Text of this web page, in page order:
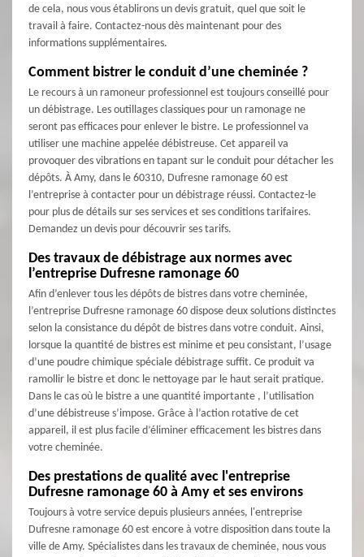
de cela, nous vous établirons un devis gratuit, quel que soit le
travail à faire. Contactez-nous dès maintenant pour des
informations supplémentaires.
Comment bistrer le conduit d’une cheminée ?
Le recours à un ramoneur professionnel est toujours conseillé pour
un débistrage. Les outillages classiques pour un ramonage ne
seront pas efficaces pour enlever le bistre. Le professionnel va
utiliser une machine appelée débistreuse. Cet appareil va
provoquer des vibrations en tapant sur le conduit pour détacher les
dépôts. À Amy, dans le 60310, Dufresne ramonage 60 est
l’entreprise à contacter pour un débistrage réussi. Contactez-le
pour plus de détails sur ses services et ses conditions tarifaires.
Demandez un devis pour découvrir ses tarifs.
Des travaux de débistrage aux normes avec
l’entreprise Dufresne ramonage 60
Afin d’enlever tous les dépôts de bistres dans votre cheminée,
l’entreprise Dufresne ramonage 60 dispose deux solutions distinctes
selon la consistance du dépôt de bistres dans votre conduit. Ainsi,
lorsque la quantité de bistres est minime et peu consistant, l’usage
d’une poudre chimique spéciale débistrage suffit. Ce produit va
ramollir le bistre et donc le nettoyage par le haut serait pratique.
Dans le cas où le bistre a une quantité importante , l’utilisation
d’une débistreuse s’impose. Grâce à l’action rotative de cet
appareil, il est plus facile d’éliminer efficacement les bistres dans
votre cheminée.
Des prestations de qualité avec l'entreprise
Dufresne ramonage 60 à Amy et ses environs
Toujours à votre service depuis plusieurs années, l'entreprise
Dufresne ramonage 60 est encore à votre disposition dans toute la
ville de Amy. Spécialistes dans les travaux de cheminée, nous vous